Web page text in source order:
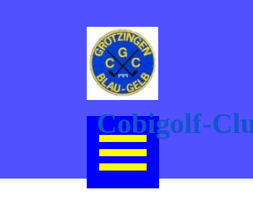
Cobigolf-
Menü überspringen